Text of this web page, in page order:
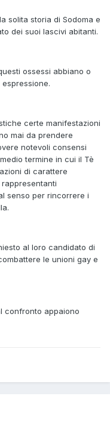
solita storia di Sodoma e
dei suoi lascivi abitanti.
ossessi abbiano o
certe manifestazioni
mai da prendere
notevoli consensi
termine in cui il Tè
di carattere
senso per rincorrere i
al loro candidato di
le unioni gay e
confronto appaiono